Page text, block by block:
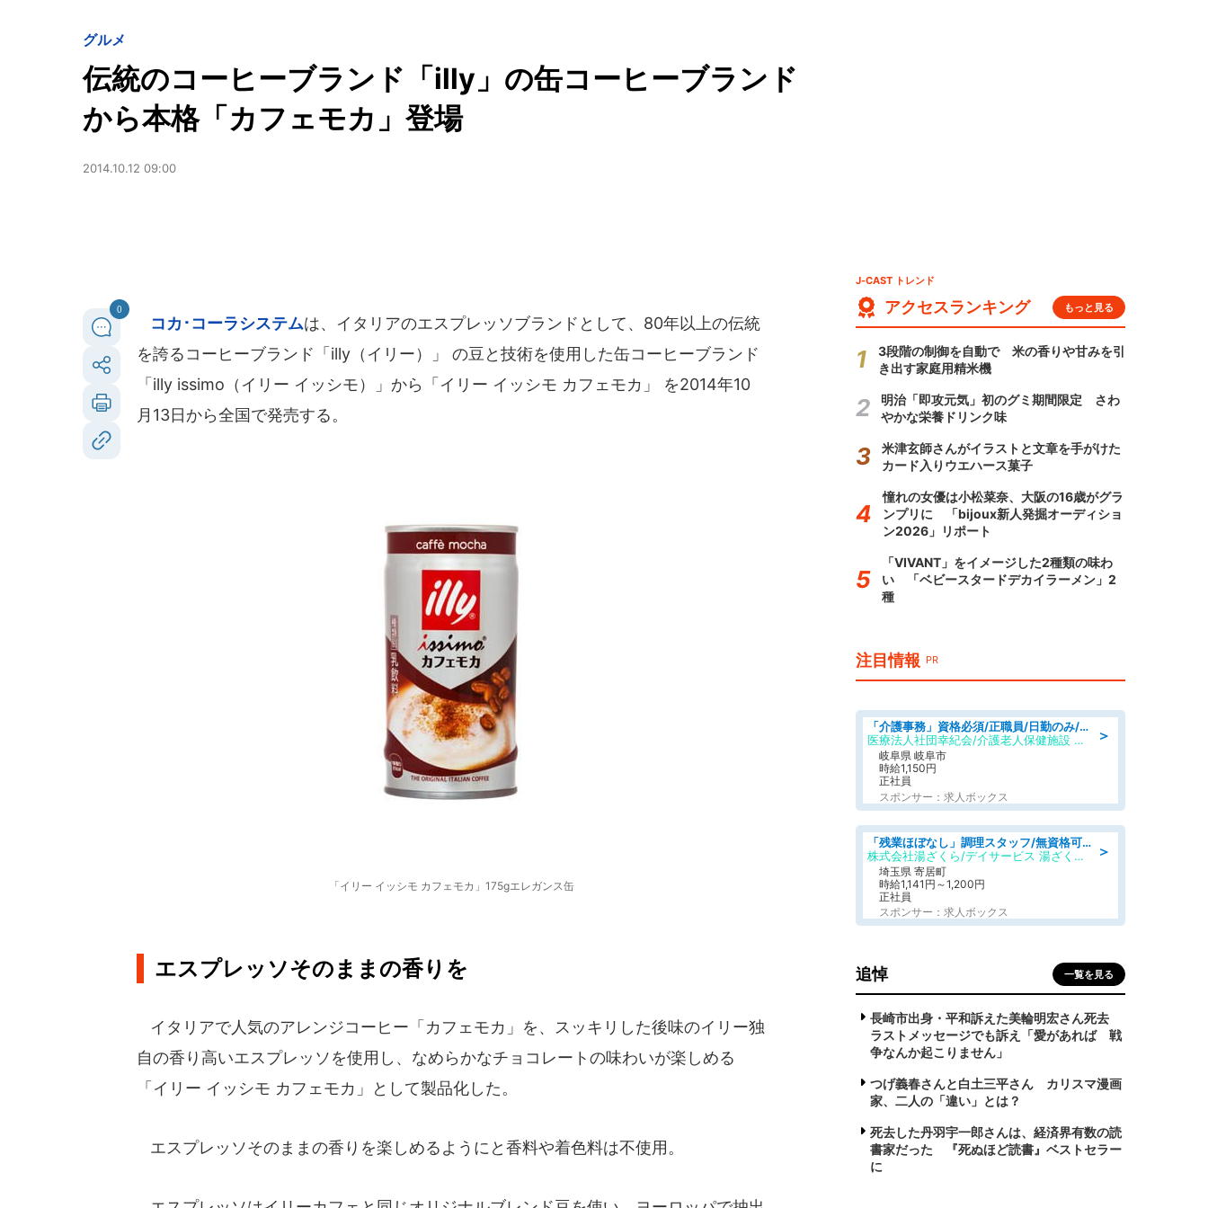
グルメ
伝統のコーヒーブランド「illy」の缶コーヒーブランド
から本格「カフェモカ」登場
2014.10.12 09:00
0
コカ･コーラシステムは、イタリアのエスプレッソブランドとして、80年以上の伝統
を誇るコーヒーブランド「illy（イリー）」 の豆と技術を使用した缶コーヒーブランド
「illy issimo（イリー イッシモ）」から「イリー イッシモ カフェモカ」 を2014年10
月13日から全国で発売する。
「イリー イッシモ カフェモカ」175gエレガンス缶
エスプレッソそのままの香りを
イタリアで人気のアレンジコーヒー「カフェモカ」を、スッキリした後味のイリー独
自の香り高いエスプレッソを使用し、なめらかなチョコレートの味わいが楽しめる
「イリー イッシモ カフェモカ」として製品化した。
エスプレッソそのままの香りを楽しめるようにと香料や着色料は不使用。
J-CAST トレンド
アクセスランキング もっと見る
3段階の制御を自動で 米の香りや甘みを引
き出す家庭用精米機
明治「即攻元気」初のグミ期間限定 さわ
やかな栄養ドリンク味
米津玄師さんがイラストと文章を手がけた
カード入りウエハース菓子
憧れの女優は小松菜奈、大阪の16歳がグラ
ンプリに 「bijoux新人発掘オーディショ
ン2026」リポート
「VIVANT」をイメージした2種類の味わ
い 「ベビースタードデカイラーメン」2
種
注目情報 PR
＞
「介護事務」資格必須/正職員/日勤のみ/介護老人保健施設
医療法人社団幸紀会/介護老人保健施設 グリーンビラ安江
岐阜県 岐阜市
時給1,150円
正社員
スポンサー：求人ボックス
＞
「残業ほぼなし」調理スタッフ/無資格可/正職員/日勤のみ/デイサービス/社会保障完備
株式会社湯ざくら/デイサービス 湯ざくらケアリゾート
埼玉県 寄居町
時給1,141円～1,200円
正社員
スポンサー：求人ボックス
追悼 一覧を見る
長崎市出身・平和訴えた美輪明宏さん死去
ラストメッセージでも訴え「愛があれば 戦
争なんか起こりません」
つげ義春さんと白土三平さん カリスマ漫画
家、二人の「違い」とは？
死去した丹羽宇一郎さんは、経済界有数の読
書家だった 『死ぬほど読書』ベストセラー
に